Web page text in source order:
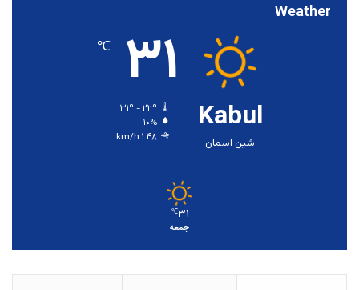
Weather
Kabul
شین اسمان
۳۱ ℃
۱۰%
۱.۴۸ km/h
۳۱℃
جمعه